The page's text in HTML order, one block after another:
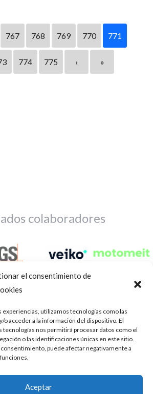
el consentimiento de
utilizamos tecnologías como las
o acceder a la información del dispositivo. El
tecnologías nos permitirá procesar datos como el
o las identificaciones únicas en este sitio.
puede afectar negativamente a
Aceptar
767 768 769 770 771
774 775 › »
colaboradores
de privacidad Portal de transparencia